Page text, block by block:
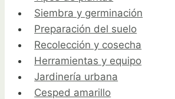
Siembra y germinación
Preparación del suelo
Recolección y cosecha
Herramientas y equipo
Jardinería urbana
Cesped amarillo